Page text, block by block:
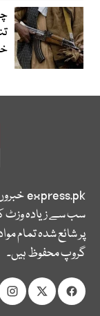
express.pk
سب سے زیادہ وزٹ
پر شائع شدہ تمام
گروپ محفوظ ہیں۔